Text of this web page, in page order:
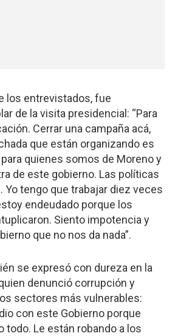
los entrevistados, fue
de la visita presidencial: “Para
Cerrar una campaña acá,
que están organizando es
quienes somos de Moreno y
de este gobierno. Las políticas
Yo tengo que trabajar diez veces
endeudado porque los
Siento impotencia y
que no nos da nada”.
se expresó con dureza en la
denunció corrupción y
sectores más vulnerables:
con este Gobierno porque
todo. Le están robando a los